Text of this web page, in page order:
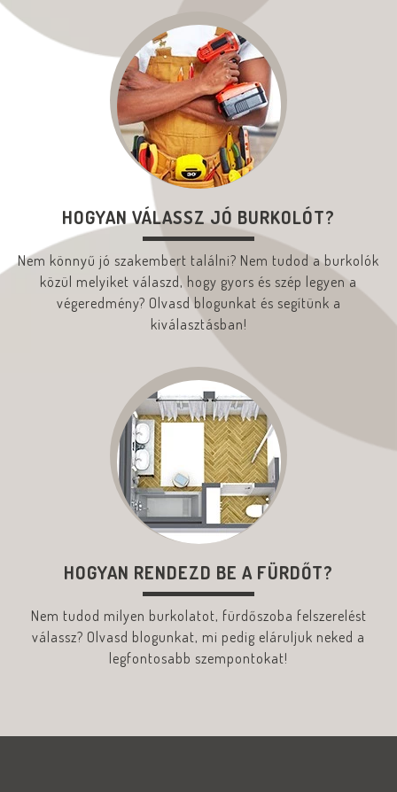
HOGYAN VÁLASSZ JÓ BURKOLÓT?
Nem könnyű jó szakembert találni? Nem tudod a burkolók
közül melyiket válaszd, hogy gyors és szép legyen a
végeredmény? Olvasd blogunkat és segítünk a
kiválasztásban!
HOGYAN RENDEZD BE A FÜRDŐT?
Nem tudod milyen burkolatot, fürdőszoba felszerelést
válassz? Olvasd blogunkat, mi pedig eláruljuk neked a
legfontosabb szempontokat!